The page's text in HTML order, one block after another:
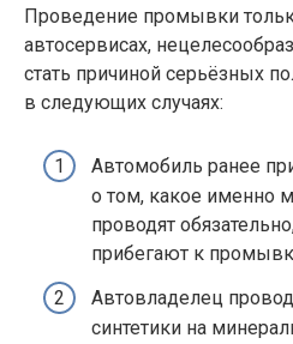
Проведение промывки
автосервисах,
стать причиной серьёзных
в следующих случаях:
Автомобиль ранее
о том, какое именно
проводят
прибегают к
Автовладелец
синтетики на